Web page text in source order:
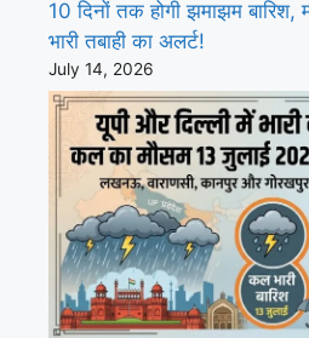
10 दिनों तक होगी झमाझम बारिश,
भारी तबाही का अलर्ट!
July 14, 2026